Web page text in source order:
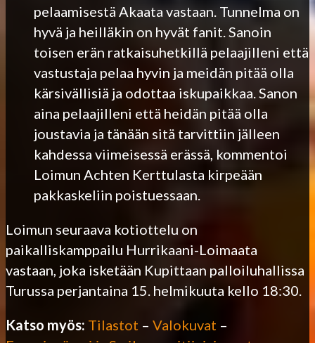
pelaamisestä Akaata vastaan. Tunnelma on
hyvä ja heilläkin on hyvät fanit. Sanoin
toisen erän ratkaisuhetkillä pelaajilleni että
vastustaja pelaa hyvin ja meidän pitää olla
kärsivällisiä ja odottaa iskupaikkaa. Sanon
aina pelaajilleni että heidän pitää olla
joustavia ja tänään sitä tarvittiin jälleen
kahdessa viimeisessä erässä, kommentoi
Loimun Achten Kerttulasta kirpeään
pakkaskeliin poistuessaan.
Loimun seuraava kotiottelu on
paikalliskamppailu Hurrikaani-Loimaata
vastaan, joka isketään Kupittaan palloiluhallissa
Turussa perjantaina 15. helmikuuta kello 18:30.
Katso myös: Tilastot – Valokuvat –